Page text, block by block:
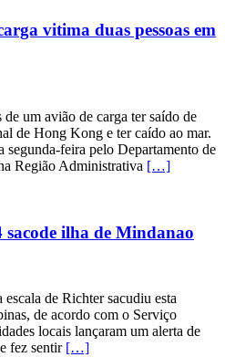
vitima duas pessoas em
um avião de carga ter saído de
de Hong Kong e ter caído ao mar.
segunda-feira pelo Departamento de
Região Administrativa […]
sacode ilha de Mindanao
de Richter sacudiu esta
de acordo com o Serviço
locais lançaram um alerta de
fez sentir […]